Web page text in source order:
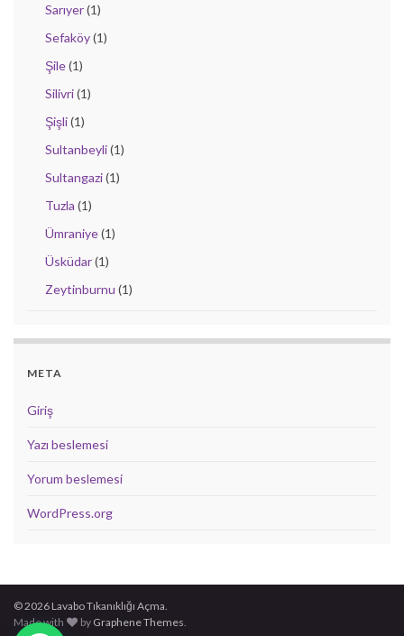
Sarıyer(1)
Sefaköy(1)
Şile(1)
Silivri(1)
Şişli(1)
Sultanbeyli(1)
Sultangazi(1)
Tuzla (1)
Ümraniye(1)
Üsküdar(1)
Zeytinburnu (1)
META
Giriş
Yazı beslemesi
Yorum beslemesi
WordPress.org
© 2026 Lavabo Tıkanıklığı Açma.
Made with
by Graphene Themes